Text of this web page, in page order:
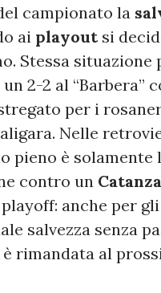
campionato la
ai playoutsi
Stessa situazione
2-2 al “Barbera”
per i
Nelle
pieno è solamente
contro un
anche per
salvezza senza
rimandata al